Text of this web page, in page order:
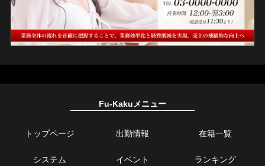
Fu-Kakuメニュー
トップページ 出勤情報 在籍一覧
システム イベント ランキング